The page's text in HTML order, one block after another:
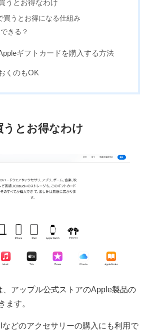
うとお得なわけ
買うとお得になる仕組み
きる？
ギフトカードを購入する方法
くのもOK
うとお得なわけ
、アップル公式ストアのApple製品の
ます。
どのアクセサリーの購入にも利用で